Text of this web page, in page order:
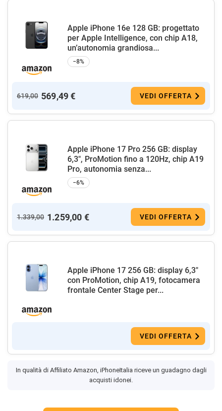
Apple iPhone 16e 128 GB: progettato
per Apple Intelligence, con chip A18,
un’autonomia grandiosa...
−8%
619,00 569,49 € VEDI OFFERTA
Apple iPhone 17 Pro 256 GB: display
6,3", ProMotion fino a 120Hz, chip A19
Pro, autonomia senza...
−6%
1.339,00 1.259,00 € VEDI OFFERTA
Apple iPhone 17 256 GB: display 6,3"
con ProMotion, chip A19, fotocamera
frontale Center Stage per...
VEDI OFFERTA
In qualità di Affiliato Amazon, iPhoneItalia riceve un guadagno dagli
acquisti idonei.